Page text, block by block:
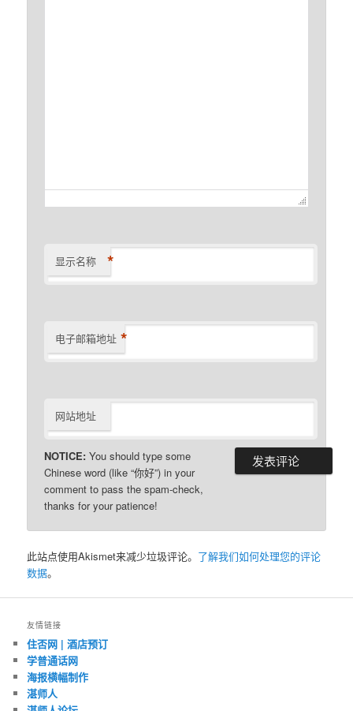
显示名称 *
电子邮箱地址 *
网站地址
NOTICE: You should type some
Chinese word (like “你好”) in your
comment to pass the spam-check,
thanks for your patience!
此站点使用Akismet来减少垃圾评论。 了解我们如何处理您的评论
数据。
友情链接
住否网 | 酒店预订
学普通话网
海报横幅制作
湛师人